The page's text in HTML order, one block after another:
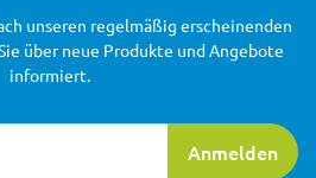
Anmelden
unseren regelmäßig erscheinenden
über neue Produkte und Angebote
informiert.